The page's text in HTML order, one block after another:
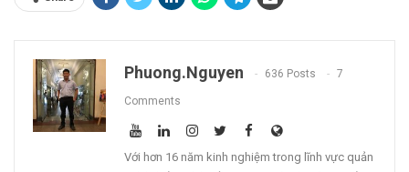
Phuong.nguyen 636 Posts 7
Comments
Với hơn 16 năm kinh nghiệm trong lĩnh vực quản